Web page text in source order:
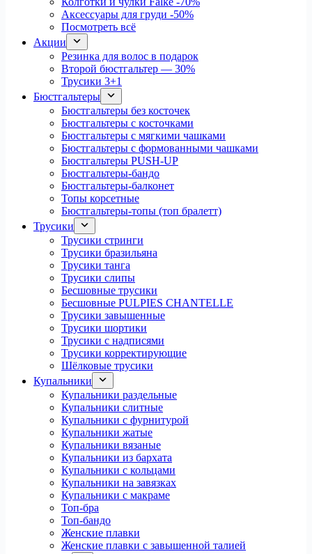
Аксессуары для груди -50%
Посмотреть всё
Акции
Резинка для волос в подарок
Второй бюстгальтер — 30%
Трусики 3+1
Бюстгальтеры
Бюстгальтеры без косточек
Бюстгальтеры с косточками
Бюстгальтеры с мягкими чашками
Бюстгальтеры с формованными чашками
Бюстгальтеры PUSH-UP
Бюстгальтеры-бандо
Бюстгальтеры-балконет
Топы корсетные
Бюстгальтеры-топы (топ бралетт)
Трусики
Трусики стринги
Трусики бразильяна
Трусики танга
Трусики слипы
Бесшовные трусики
Бесшовные PULPIES CHANTELLE
Трусики завышенные
Трусики шортики
Трусики с надписями
Трусики корректирующие
Шёлковые трусики
Купальники
Купальники раздельные
Купальники слитные
Купальники с фурнитурой
Купальники жатые
Купальники вязаные
Купальники из бархата
Купальники с кольцами
Купальники на завязках
Купальники с макраме
Топ-бра
Топ-бандо
Женские плавки
Женские плавки с завышенной талией